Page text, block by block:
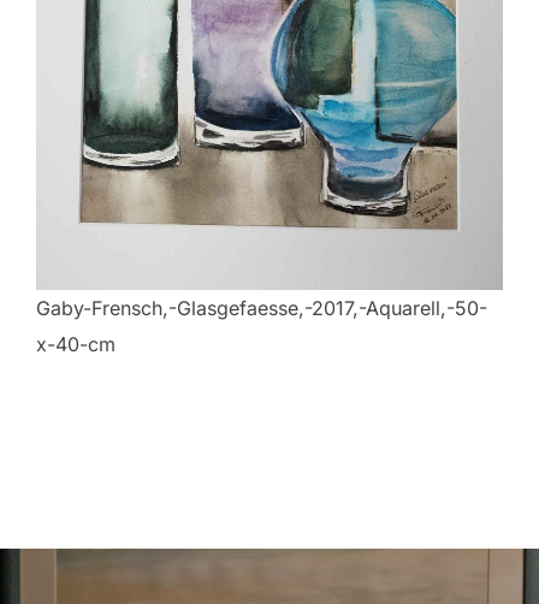
Gaby-Frensch,-Glasgefaesse,-2017,-Aquarell,-50-
x-40-cm
Beitragsnavigation